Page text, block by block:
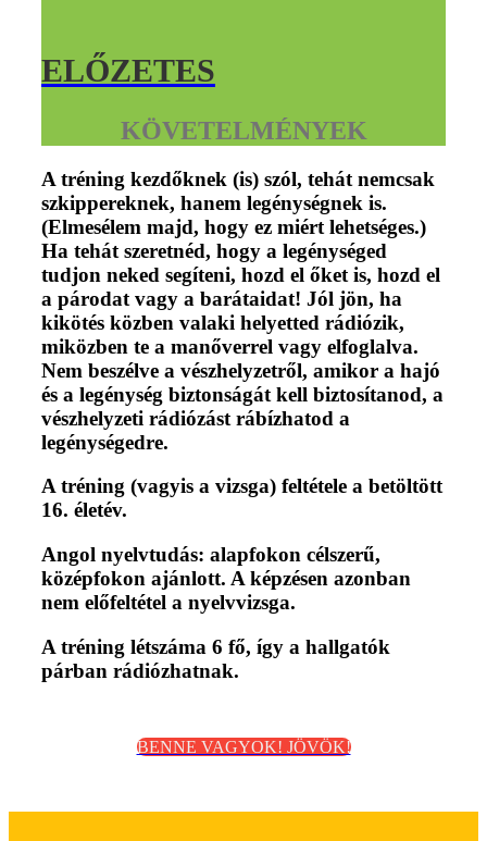
ELŐZETES
KÖVETELMÉNYEK
A tréning kezdőknek (is) szól, tehát nemcsak
szkippereknek, hanem legénységnek is.
(Elmesélem majd, hogy ez miért lehetséges.)
Ha tehát szeretnéd, hogy a legénységed
tudjon neked segíteni, hozd el őket is, hozd el
a párodat vagy a barátaidat! Jól jön, ha
kikötés közben valaki helyetted rádiózik,
miközben te a manőverrel vagy elfoglalva.
Nem beszélve a vészhelyzetről, amikor a hajó
és a legénység biztonságát kell biztosítanod, a
vészhelyzeti rádiózást rábízhatod a
legénységedre.
A tréning (vagyis a vizsga) feltétele a betöltött
16. életév.
Angol nyelvtudás: alapfokon célszerű,
középfokon ajánlott. A képzésen azonban
nem előfeltétel a nyelvvizsga.
A tréning létszáma 6 fő, így a hallgatók
párban rádiózhatnak.
BENNE VAGYOK! JÖVÖK!